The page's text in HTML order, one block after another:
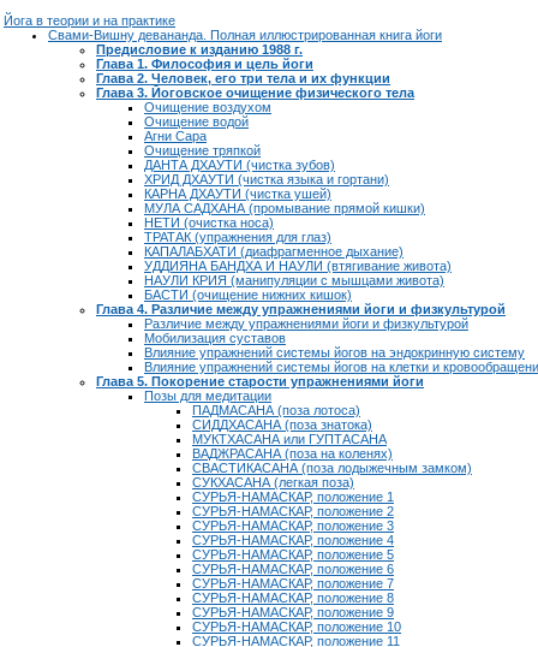
Йога в теории и на практике
Свами-Вишну девананда. Полная иллюстрированная книга йоги
Предисловие к изданию 1988 г.
Глава 1. Философия и цель йоги
Глава 2. Человек, его три тела и их функции
Глава 3. Йоговское очищение физического тела
Очищение воздухом
Очищение водой
Агни Сара
Очищение тряпкой
ДАНТА ДХАУТИ (чистка зубов)
ХРИД ДХАУТИ (чистка языка и гортани)
КАРНА ДХАУТИ (чистка ушей)
МУЛА САДХАНА (промывание прямой кишки)
НЕТИ (очистка носа)
ТРАТАК (упражнения для глаз)
КАПАЛАБХАТИ (диафрагменное дыхание)
УДДИЯНА БАНДХА И НАУЛИ (втягивание живота)
НАУЛИ КРИЯ (манипуляции с мышцами живота)
БАСТИ (очищение нижних кишок)
Глава 4. Различие между упражнениями йоги и физкультурой
Различие между упражнениями йоги и физкультурой
Мобилизация суставов
Влияние упражнений системы йогов на эндокринную систему
Влияние упражнений системы йогов на клетки и
Глава 5. Покорение старости упражнениями йоги
Позы для медитации
ПАДМАСАНА (поза лотоса)
СИДДХАСАНА (поза знатока)
МУКТХАСАНА или ГУПТАСАНА
ВАДЖРАСАНА (поза на коленях)
СВАСТИКАСАНА (поза лодыжечным замком)
СУКХАСАНА (легкая поза)
СУРЬЯ-НАМАСКАР, положение 1
СУРЬЯ-НАМАСКАР, положение 2
СУРЬЯ-НАМАСКАР, положение 3
СУРЬЯ-НАМАСКАР, положение 4
СУРЬЯ-НАМАСКАР, положение 5
СУРЬЯ-НАМАСКАР, положение 6
СУРЬЯ-НАМАСКАР, положение 7
СУРЬЯ-НАМАСКАР, положение 8
СУРЬЯ-НАМАСКАР, положение 9
СУРЬЯ-НАМАСКАР, положение 10
СУРЬЯ-НАМАСКАР, положение 11